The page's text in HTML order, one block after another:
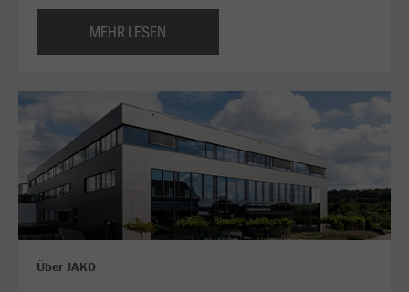
MEHR LESEN
Über JAKO